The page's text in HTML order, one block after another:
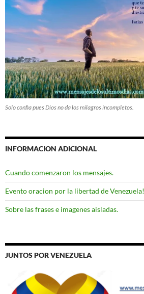
Solo confia pues Dios no da los milagros incompletos.
INFORMACION ADICIONAL
Cuando comenzaron los mensajes.
Evento oracion por la libertad de Venezuela!
Sobre las frases e imagenes aisladas.
JUNTOS POR VENEZUELA